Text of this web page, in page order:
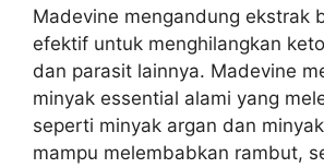
Madevine mengandung ekstrak
efektif untuk menghilangkan
dan parasit lainnya. Madevine
minyak essential alami yang
seperti minyak argan dan
mampu melembabkan rambut,